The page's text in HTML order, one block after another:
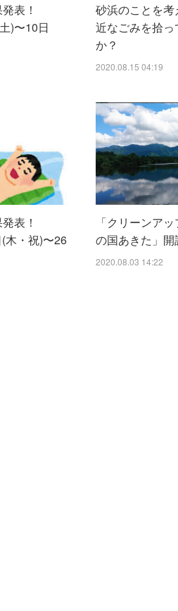
表！
)〜10日
砂浜のことを
近なごみを拾
か？
2020.08.15 04:19
表！
(木・祝)〜26
「クリーンア
の国あきた」開
2020.08.03 14:22